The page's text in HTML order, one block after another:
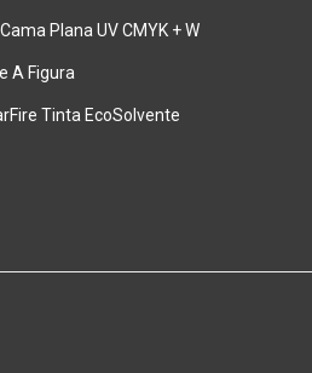
Plana UV CMYK + W
A Figura
Tinta EcoSolvente